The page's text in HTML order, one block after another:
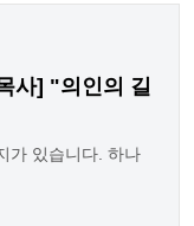
사] "의인의 길
가 있습니다. 하나